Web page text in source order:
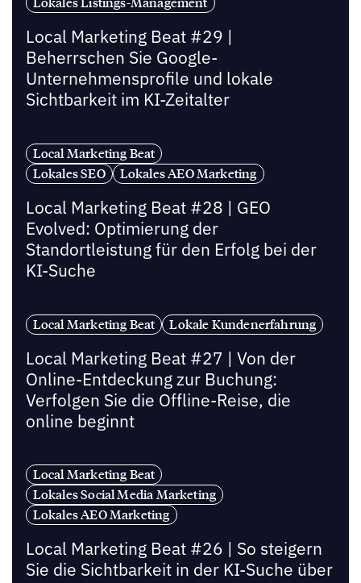
Local Marketing Beat #29 |
Beherrschen Sie Google-
Unternehmensprofile und lokale
Sichtbarkeit im KI-Zeitalter
Local Marketing Beat
Lokales SEO
Lokales AEO Marketing
Local Marketing Beat #28 | GEO
Evolved: Optimierung der
Standortleistung für den Erfolg bei der
KI-Suche
Local Marketing Beat Lokale Kundenerfahrung
Local Marketing Beat #27 | Von der
Online-Entdeckung zur Buchung:
Verfolgen Sie die Offline-Reise, die
online beginnt
Local Marketing Beat
Lokales Social Media Marketing
Lokales AEO Marketing
Local Marketing Beat #26 | So steigern
Sie die Sichtbarkeit in der KI-Suche über